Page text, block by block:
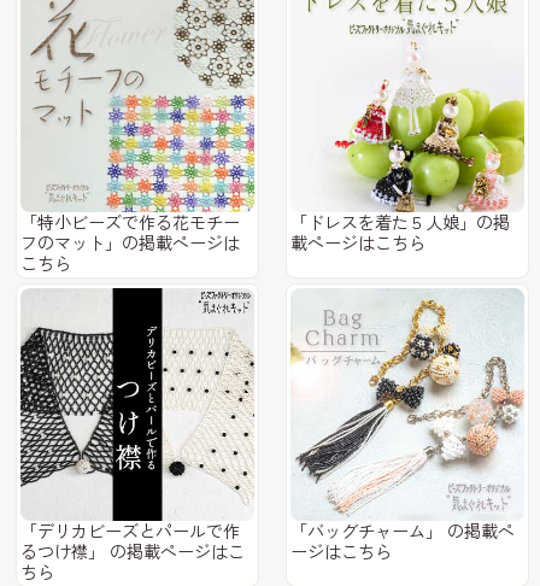
「特小ビーズで作る花モチー
フのマット」の掲載ページは
こちら
「ドレスを着た５人娘」の掲
載ページはこちら
「デリカビーズとパールで作
るつけ襟」 の掲載ページはこ
ちら
「バッグチャーム」 の掲載ペ
ージはこちら